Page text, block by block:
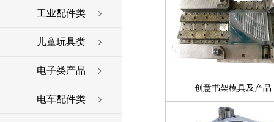
工业配件类
儿童玩具类
电子类产品
电车配件类
创意书架模具及产品